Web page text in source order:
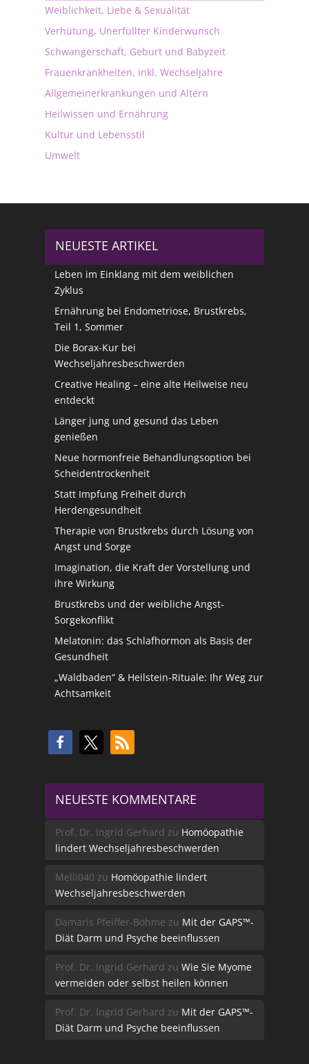
Weiblichkeit, Liebe & Sexualität
Verhütung, Unerfüllter Kinderwunsch
Schwangerschaft, Geburt und Babyzeit
Frauenkrankheiten, inkl. Wechseljahre
Allgemeinerkrankungen und Altern
Heilwissen und Ernährung
Kultur und Lebensstil
Umwelt
NEUESTE ARTIKEL
Leben im Einklang mit dem weiblichen
Zyklus
Ernährung bei Endometriose, Brustkrebs,
Teil 1, Sommer
Die Borax-Kur bei
Wechseljahresbeschwerden
Creative Healing – eine alte Heilweise neu
entdeckt
Länger jung und gesund das Leben
genießen
Neue hormonfreie Behandlungsoption bei
Scheidentrockenheit
Statt Impfung Freiheit durch
Herdengesundheit
Therapie von Brustkrebs durch Lösung von
Angst und Sorge
Imagination, die Kraft der Vorstellung und
ihre Wirkung
Brustkrebs und der weibliche Angst-
Sorgekonflikt
Melatonin: das Schlafhormon als Basis der
Gesundheit
„Waldbaden“ & Heilstein-Rituale: Ihr Weg zur
Achtsamkeit
NEUESTE KOMMENTARE
Prof. Dr. Ingrid Gerhard zu Homöopathie
lindert Wechseljahresbeschwerden
Melli040 zu Homöopathie lindert
Wechseljahresbeschwerden
Damaris Pfeiffer-Böhme zu Mit der GAPS™-
Diät Darm und Psyche beeinflussen
Prof. Dr. Ingrid Gerhard zu Wie Sie Myome
vermeiden oder selbst heilen können
Prof. Dr. Ingrid Gerhard zu Mit der GAPS™-
Diät Darm und Psyche beeinflussen